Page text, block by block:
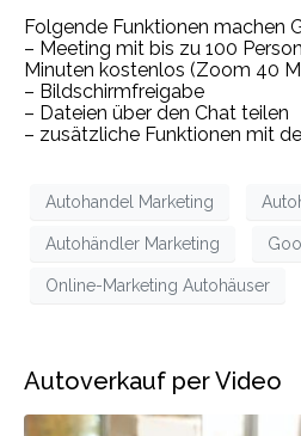
Folgende Funktionen machen
– Meeting mit bis zu 100
Minuten kostenlos (Zoom 40
– Bildschirmfreigabe
– Dateien über den Chat teilen
– zusätzliche Funktionen mit
Autohandel Marketing
Autohändler Marketing
Online-Marketing Autohäuser
Autoverkauf per Video